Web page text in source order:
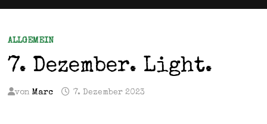
ALLGEMEIN
7. Dezember. Light.
von Marc 7. Dezember 2023